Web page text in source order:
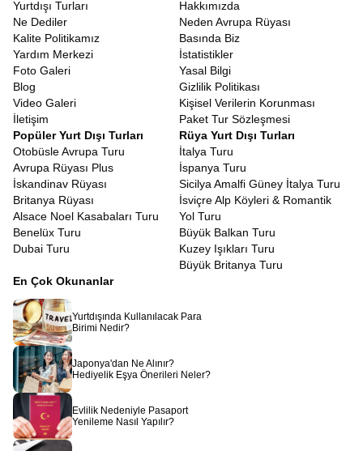
Yurtdışı Turları
Ne Dediler
Kalite Politikamız
Yardım Merkezi
Foto Galeri
Blog
Video Galeri
İletişim
Hakkımızda
Neden Avrupa Rüyası
Basında Biz
İstatistikler
Yasal Bilgi
Gizlilik Politikası
Kişisel Verilerin Korunması
Paket Tur Sözleşmesi
Popüler Yurt Dışı Turları
Otobüsle Avrupa Turu
Avrupa Rüyası Plus
İskandinav Rüyası
Britanya Rüyası
Alsace Noel Kasabaları Turu
Benelüx Turu
Dubai Turu
Rüya Yurt Dışı Turları
İtalya Turu
İspanya Turu
Sicilya Amalfi Güney İtalya Turu
İsviçre Alp Köyleri & Romantik
Yol Turu
Büyük Balkan Turu
Kuzey Işıkları Turu
Büyük Britanya Turu
En Çok Okunanlar
Yurtdışında Kullanılacak Para
Birimi Nedir?
Japonya'dan Ne Alınır?
Hediyelik Eşya Önerileri Neler?
Evlilik Nedeniyle Pasaport
Yenileme Nasıl Yapılır?